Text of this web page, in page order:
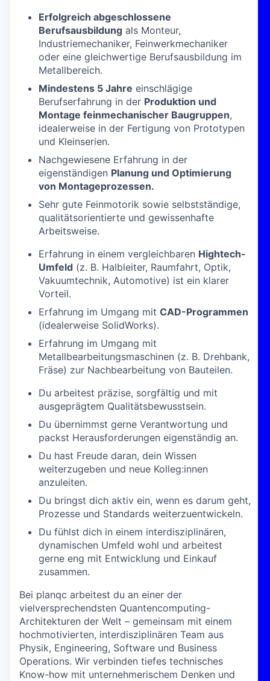
Erfolgreich abgeschlossene
Berufsausbildung als Monteur,
Industriemechaniker, Feinwerkmechaniker
oder eine gleichwertige Berufsausbildung im
Metallbereich.
Mindestens 5 Jahre einschlägige
Berufserfahrung in der Produktion und
Montage feinmechanischer Baugruppen,
idealerweise in der Fertigung von Prototypen
und Kleinserien.
Nachgewiesene Erfahrung in der
eigenständigen Planung und Optimierung
von Montageprozessen.
Sehr gute Feinmotorik sowie selbstständige,
qualitätsorientierte und gewissenhafte
Arbeitsweise.
Erfahrung in einem vergleichbaren Hightech-
Umfeld (z. B. Halbleiter, Raumfahrt, Optik,
Vakuumtechnik, Automotive) ist ein klarer
Vorteil.
Erfahrung im Umgang mit CAD-Programmen
(idealerweise SolidWorks).
Erfahrung im Umgang mit
Metallbearbeitungsmaschinen (z. B. Drehbank,
Fräse) zur Nachbearbeitung von Bauteilen.
Du arbeitest präzise, sorgfältig und mit
ausgeprägtem Qualitätsbewusstsein.
Du übernimmst gerne Verantwortung und
packst Herausforderungen eigenständig an.
Du hast Freude daran, dein Wissen
weiterzugeben und neue Kolleg:innen
anzuleiten.
Du bringst dich aktiv ein, wenn es darum geht,
Prozesse und Standards weiterzuentwickeln.
Du fühlst dich in einem interdisziplinären,
dynamischen Umfeld wohl und arbeitest
gerne eng mit Entwicklung und Einkauf
zusammen.
Bei planqc arbeitest du an einer der
vielversprechendsten Quantencomputing-
Architekturen der Welt – gemeinsam mit einem
hochmotivierten, interdisziplinären Team aus
Physik, Engineering, Software und Business
Operations. Wir verbinden tiefes technisches
Know-how mit unternehmerischem Denken und